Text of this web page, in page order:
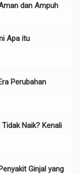
dan Ampuh
Apa itu
Perubahan
Naik? Kenali
Ginjal yang